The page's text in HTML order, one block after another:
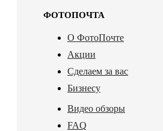
ФОТОПОЧТА
О ФотоПочте
Акции
Сделаем за вас
Бизнесу
Видео обзоры
FAQ